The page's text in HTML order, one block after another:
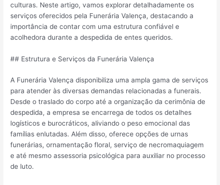
culturas. Neste artigo, vamos explorar detalhadamente os
serviços oferecidos pela Funerária Valença, destacando a
importância de contar com uma estrutura confiável e
acolhedora durante a despedida de entes queridos.
## Estrutura e Serviços da Funerária Valença
A Funerária Valença disponibiliza uma ampla gama de serviços
para atender às diversas demandas relacionadas a funerais.
Desde o traslado do corpo até a organização da cerimônia de
despedida, a empresa se encarrega de todos os detalhes
logísticos e burocráticos, aliviando o peso emocional das
famílias enlutadas. Além disso, oferece opções de urnas
funerárias, ornamentação floral, serviço de necromaquiagem
e até mesmo assessoria psicológica para auxiliar no processo
de luto.